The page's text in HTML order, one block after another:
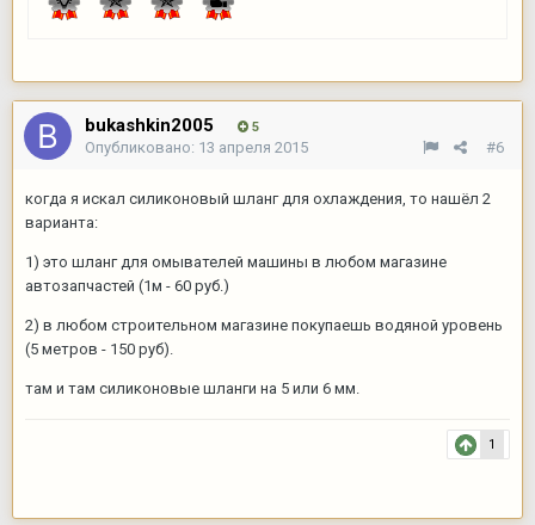
bukashkin2005 5
#6
Опубликовано: 13 апреля 2015
когда я искал силиконовый шланг для охлаждения, то нашёл 2
варианта:
1) это шланг для омывателей машины в любом магазине
автозапчастей (1м - 60 руб.)
2) в любом строительном магазине покупаешь водяной уровень
(5 метров - 150 руб).
там и там силиконовые шланги на 5 или 6 мм.
1